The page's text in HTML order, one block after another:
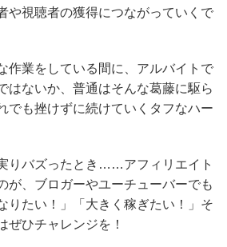
や視聴者の獲得につながっていくで
作業をしている間に、アルバイトで
はないか、普通はそんな葛藤に駆ら
でも挫けずに続けていくタフなハー
りバズったとき……アフィリエイト
が、ブロガーやユーチューバーでも
りたい！」「大きく稼ぎたい！」そ
ぜひチャレンジを！